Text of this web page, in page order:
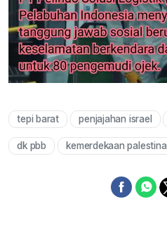
tepi barat penjajahan israel
dk pbb kemerdekaan palestina